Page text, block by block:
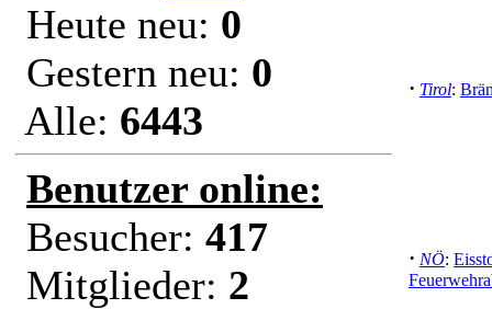
Heute neu: 0
Gestern neu: 0
Alle: 6443
Benutzer online:
Besucher: 417
Mitglieder: 2
· Tirol:
· NÖ: